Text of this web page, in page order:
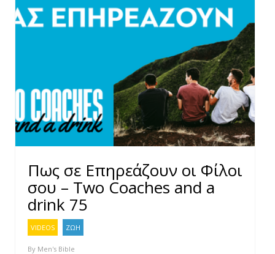
Πως σε Επηρεάζουν οι Φίλοι
σου – Two Coaches and a
drink 75
VIDEOS ΖΩΗ
By Men's Bible